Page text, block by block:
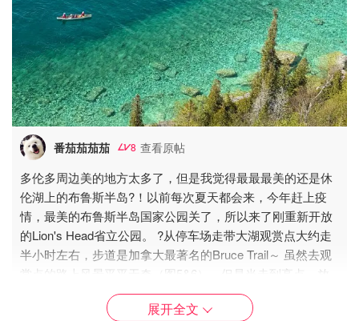
番茄茄茄茄 8 查看原帖
多伦多周边美的地方太多了，但是我觉得最最最美的还是休
伦湖上的布鲁斯半岛?！以前每次夏天都会来，今年赶上疫
情，最美的布鲁斯半岛国家公园关了，所以来了刚重新开放
的Lion's Head省立公园。 ?️从停车场走带大湖观赏点大约走
半小时左右，步道是加拿大最著名的Bruce Trail～ 虽然去观
赏点的路上风景平平无奇（图5&6），但是当走到高点，放
眼一看还是会忍不住惊呼：“这也太美了吧！”。简直是加勒
比、印度洋同款景色！? ❓这里人多吗 疫情期大家最关心的
展开全文